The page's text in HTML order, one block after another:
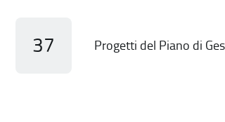
37 Progetti del Piano di